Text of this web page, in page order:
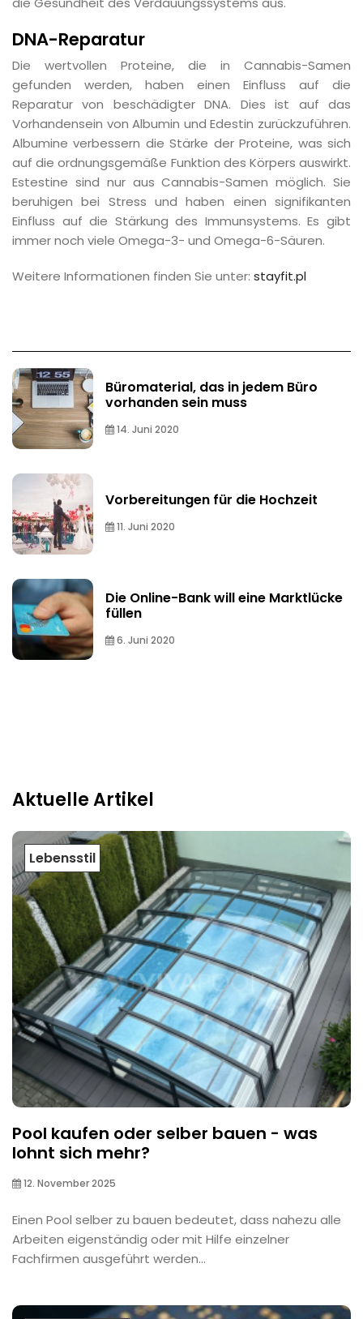
DNA-Reparatur
Die wertvollen Proteine, die in Cannabis-Samen
gefunden werden, haben einen Einfluss auf die
Reparatur von beschädigter DNA. Dies ist auf das
Vorhandensein von Albumin und Edestin zurückzuführen.
Albumine verbessern die Stärke der Proteine, was sich
auf die ordnungsgemäße Funktion des Körpers auswirkt.
Estestine sind nur aus Cannabis-Samen möglich. Sie
beruhigen bei Stress und haben einen signifikanten
Einfluss auf die Stärkung des Immunsystems. Es gibt
immer noch viele Omega-3- und Omega-6-Säuren.
Weitere Informationen finden Sie unter: stayfit.pl
Büromaterial, das in jedem Büro
vorhanden sein muss
14. Juni 2020
Vorbereitungen für die Hochzeit
11. Juni 2020
Die Online-Bank will eine Marktlücke
füllen
6. Juni 2020
Aktuelle Artikel
Lebensstil
Pool kaufen oder selber bauen - was
lohnt sich mehr?
12. November 2025
Einen Pool selber zu bauen bedeutet, dass nahezu alle
Arbeiten eigenständig oder mit Hilfe einzelner
Fachfirmen ausgeführt werden...